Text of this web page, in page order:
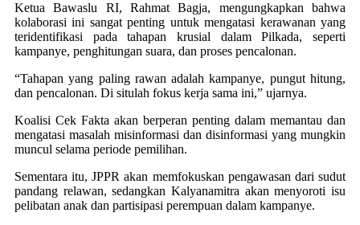
Ketua Bawaslu RI, Rahmat Bagja, mengungkapkan bahwa
kolaborasi ini sangat penting untuk mengatasi kerawanan yang
teridentifikasi pada tahapan krusial dalam Pilkada, seperti
kampanye, penghitungan suara, dan proses pencalonan.
“Tahapan yang paling rawan adalah kampanye, pungut hitung,
dan pencalonan. Di situlah fokus kerja sama ini,” ujarnya.
Koalisi Cek Fakta akan berperan penting dalam memantau dan
mengatasi masalah misinformasi dan disinformasi yang mungkin
muncul selama periode pemilihan.
Sementara itu, JPPR akan memfokuskan pengawasan dari sudut
pandang relawan, sedangkan Kalyanamitra akan menyoroti isu
pelibatan anak dan partisipasi perempuan dalam kampanye.